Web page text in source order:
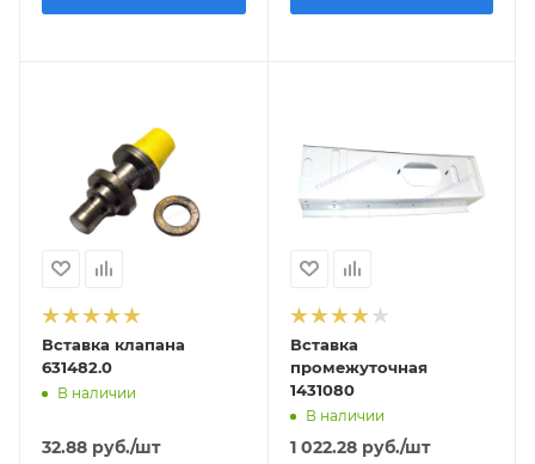
Вставка клапана
631482.0
В наличии
32.88 руб./шт
Вставка
промежуточная
1431080
В наличии
1 022.28руб./шт